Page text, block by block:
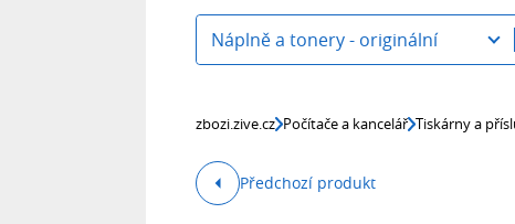
Náplně a tonery - originální
zbozi.zive.cz Počítače a kancelář Tiskárny a
Předchozí produkt